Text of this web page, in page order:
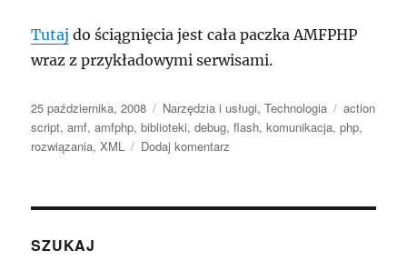
Tutaj do ściągnięcia jest cała paczka AMFPHP
wraz z przykładowymi serwisami.
Data
publikacji
25 października, 2008 Kategorie
Narzędzia i usługi,Technologia Tagi
action
script,amf,amfphp,biblioteki,debug,flash,komunikacja,php,
rozwiązania,XML Dodaj komentarz
php
SZUKAJ